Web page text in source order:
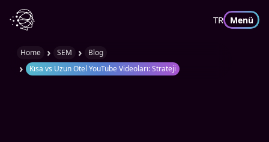
TR Menü
Home › SEM › Blog
› Kısa vs Uzun Otel YouTube Videoları: Strateji